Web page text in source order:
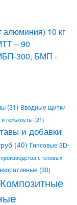
10 кг
– 90
300, БМП -
(31) Вводные щитки
гелькоуты (21)
и добавки
(40) Гипсовые 3D-
стеновых
(30)
Композитные